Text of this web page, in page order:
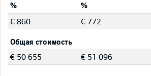
% %
€ 860
€ 772
Общая стоимость
€ 50 655
€ 51 096